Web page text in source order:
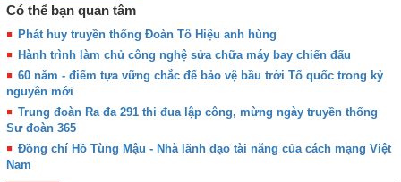
Có thể bạn quan tâm
Phát huy truyền thống Đoàn Tô Hiệu anh hùng
Hành trình làm chủ công nghệ sửa chữa máy bay chiến đấu
60 năm - điểm tựa vững chắc để bảo vệ bầu trời Tổ quốc trong kỷ
nguyên mới
Trung đoàn Ra đa 291 thi đua lập công, mừng ngày truyền thống
Sư đoàn 365
Đồng chí Hồ Tùng Mậu - Nhà lãnh đạo tài năng của cách mạng Việt
Nam